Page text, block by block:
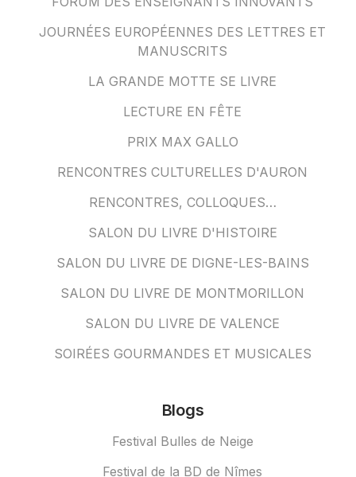
JOURNÉES EUROPÉENNES DES LETTRES ET
MANUSCRITS
LA GRANDE MOTTE SE LIVRE
LECTURE EN FÊTE
PRIX MAX GALLO
RENCONTRES CULTURELLES D'AURON
RENCONTRES, COLLOQUES…
SALON DU LIVRE D'HISTOIRE
SALON DU LIVRE DE DIGNE-LES-BAINS
SALON DU LIVRE DE MONTMORILLON
SALON DU LIVRE DE VALENCE
SOIRÉES GOURMANDES ET MUSICALES
Blogs
Festival Bulles de Neige
Festival de la BD de Nîmes